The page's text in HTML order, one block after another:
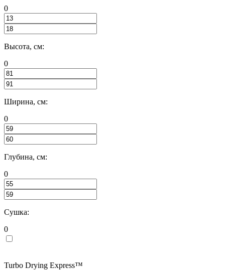
0
Высота, см:
0
Ширина, см:
0
Глубина, см:
0
Сушка:
0
Turbo Drying Express™